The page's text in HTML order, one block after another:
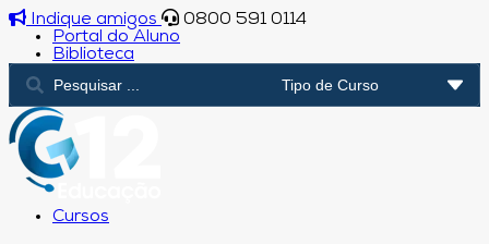
Indique amigos
0800 591 0114
Portal do Aluno
Biblioteca
Cursos